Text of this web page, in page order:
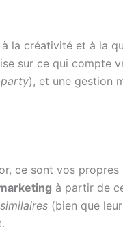
la créativité et à la
sur ce qui compte
), et une gestion
ce sont vos
à partir de
(bien que